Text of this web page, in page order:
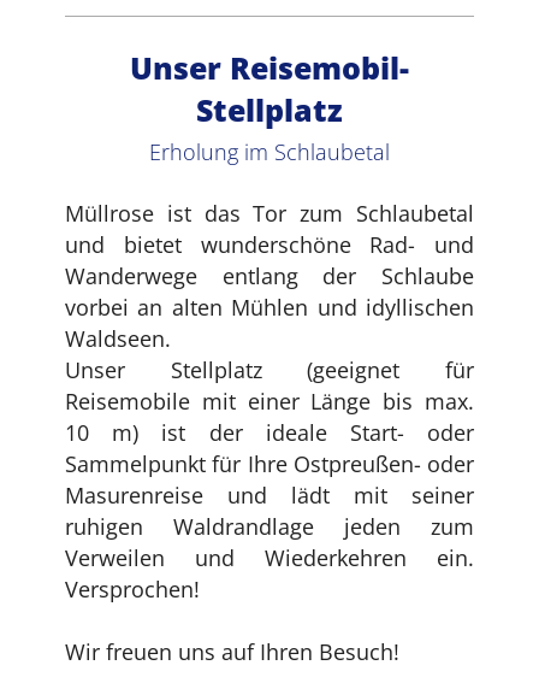
Unser Reisemobil-
Stellplatz
Erholung im Schlaubetal
Müllrose ist das Tor zum Schlaubetal
und bietet wunderschöne Rad- und
Wanderwege entlang der Schlaube
vorbei an alten Mühlen und idyllischen
Waldseen.
Unser Stellplatz (geeignet für
Reisemobile mit einer Länge bis max.
10 m) ist der ideale Start- oder
Sammelpunkt für Ihre Ostpreußen- oder
Masurenreise und lädt mit seiner
ruhigen Waldrandlage jeden zum
Verweilen und Wiederkehren ein.
Versprochen!
Wir freuen uns auf Ihren Besuch!